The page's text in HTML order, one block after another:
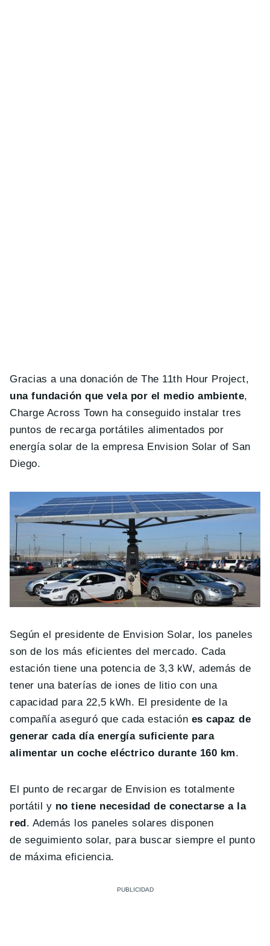
Gracias a una donación de The 11th Hour Project,
una fundación que vela por el medio ambiente,
Charge Across Town ha conseguido instalar tres
puntos de recarga portátiles alimentados por
energía solar de la empresa Envision Solar of San
Diego.
Según el presidente de Envision Solar, los paneles
son de los más eficientes del mercado. Cada
estación tiene una potencia de 3,3 kW, además de
tener una baterías de iones de litio con una
capacidad para 22,5 kWh. El presidente de la
compañía aseguró que cada estación es capaz de
generar cada día energía suficiente para
alimentar un coche eléctrico durante 160 km.
El punto de recargar de Envision es totalmente
portátil y no tiene necesidad de conectarse a la
red. Además los paneles solares disponen
de seguimiento solar, para buscar siempre el punto
de máxima eficiencia.